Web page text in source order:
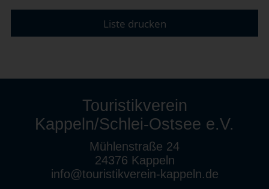
Liste drucken
Touristikverein
Kappeln/Schlei-Ostsee e.V.
Mühlenstraße 24
24376 Kappeln
info@touristikverein-kappeln.de